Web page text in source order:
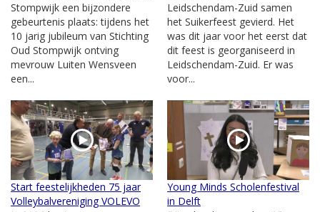
Stompwijk een bijzondere
gebeurtenis plaats: tijdens het
10 jarig jubileum van Stichting
Oud Stompwijk ontving
mevrouw Luiten Wensveen
een...
Leidschendam-Zuid samen
het Suikerfeest gevierd. Het
was dit jaar voor het eerst dat
dit feest is georganiseerd in
Leidschendam-Zuid. Er was
voor...
Start feestelijkheden 75 jaar
Volleybalvereniging VOLEVO
Young Minds Scholenfestival
in Delft